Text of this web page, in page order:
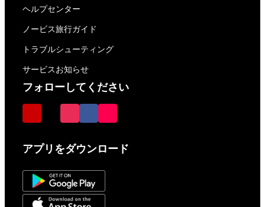
ヘルプセンター
ノービス旅行ガイド
トラブルシューティング
サービスお知らせ
フォローしてください
アプリをダウンロード